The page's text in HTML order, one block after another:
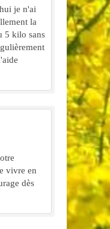
je n'ai
la
5 kilo sans
vivre en
dès